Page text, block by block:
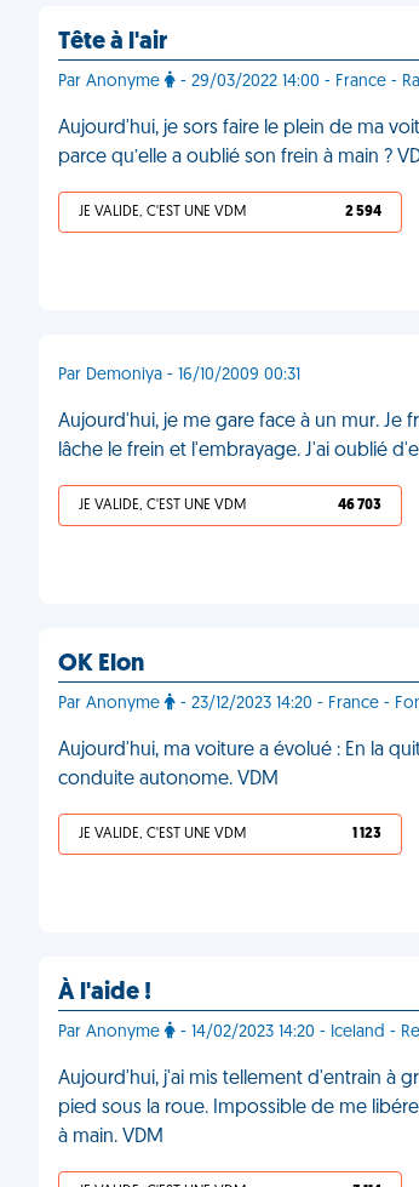
Tête à l'air
Par Anonyme - 29/03/2022 14:00 - France -
Aujourd'hui, je sors faire le plein de ma
parce qu’elle a oublié son frein à main ?
JE VALIDE, C'EST UNE VDM 2 594
Par Demoniya - 16/10/2009 00:31
Aujourd'hui, je me gare face à un mur. Je
lâche le frein et l'embrayage. J'ai oublié
JE VALIDE, C'EST UNE VDM 46 703
OK Elon
Par Anonyme - 23/12/2023 14:20 - France -
Aujourd'hui, ma voiture a évolué : En la
conduite autonome. VDM
JE VALIDE, C'EST UNE VDM 1 123
À l'aide !
Par Anonyme - 14/02/2023 14:20 - Iceland -
Aujourd'hui, j'ai mis tellement d'entrain à
pied sous la roue. Impossible de me
à main. VDM